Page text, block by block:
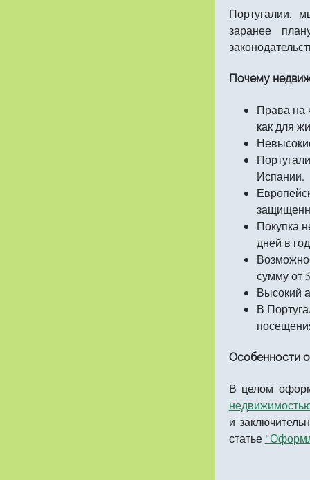
Португалии,
заранее
Почему
Права на
как для
Испании.
Покупка
дней в
сумму от
Высокий
В
Особенности
В целом
и
статье